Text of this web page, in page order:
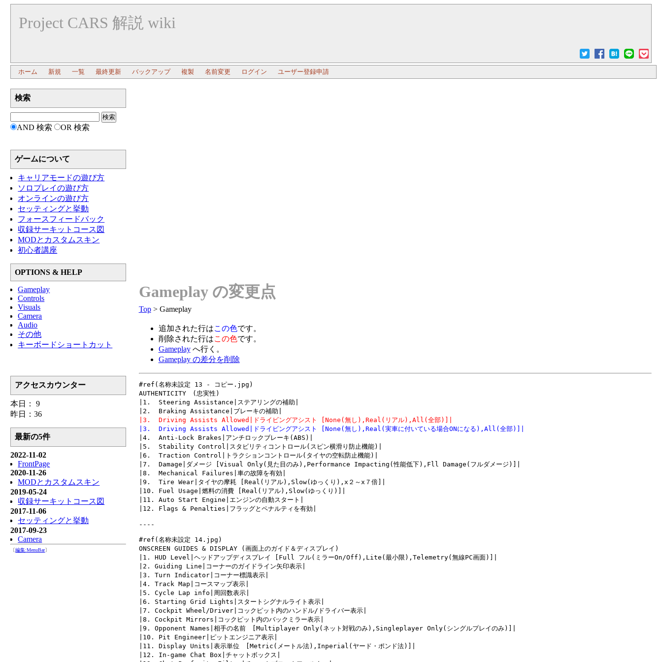
Project CARS 解説 wiki
ホーム 新規 一覧 最終更新 バックアップ 複製 名前変更 ログイン ユーザー登録申請
Gameplayの変更点
Top> Gameplay
追加された行はこの色です。
削除された行はこの色です。
Gameplayへ行く。
Gameplay の差分を削除
#ref(名称未設定 13 - コピー.jpg)
AUTHENTICITY　(忠実性)
|1.  Steering Assistance|ステアリングの補助|
|3.  Driving Assists Allowed|ドライビングアシスト [None(無し),Real(リアル),All(全部)]|
|3.  Driving Assists Allowed|ドライビングアシスト [None(無し),Real(実車に付いている場合ONになる),All(全部)]|
|4.  Anti-Lock Brakes|アンチロックブレーキ(ABS)|
|5.  Stability Control|スタビリティコントロール(スピン横滑り防止機能)|
|6.  Traction Control|トラクションコントロール(タイヤの空転防止機能)|
|7.  Damage|ダメージ [Visual Only(見た目のみ),Performance Impacting(性能低下),Fll Damage(フルダメージ)]|
|8.  Mechanical Failures|車の故障を有効|
|9.  Tire Wear|タイヤの摩耗 [Real(リアル),Slow(ゆっくり),x２～x７倍]|
|10. Fuel Usage|燃料の消費 [Real(リアル),Slow(ゆっくり)]|
|11. Auto Start Engine|エンジンの自動スタート|
|12. Flags & Penalties|フラッグとペナルティを有効|
----
#ref(名称未設定 14.jpg)
ONSCREEN GUIDES & DISPLAY (画面上のガイド＆ディスプレイ)
|1. HUD Level|ヘッドアップディスプレイ [Full フル(ミラーOn/Off),Lite(最小限),Telemetry(無線PC画面)]|
|2. Guiding Line|コーナーのガイドライン矢印表示|
|3. Turn Indicator|コーナー標識表示|
|4. Track Map|コースマップ表示|
|5. Cycle Lap info|周回数表示|
|6. Starting Grid Lights|スタートシグナルライト表示|
|7. Cockpit Wheel/Driver|コックピット内のハンドル/ドライバー表示|
|8. Cockpit Mirrors|コックピット内のバックミラー表示|
|9. Opponent Names|相手の名前　[Multiplayer Only(ネット対戦のみ),Singleplayer Only(シングルプレイのみ)]|
|10. Pit Engineer|ピットエンジニア表示|
|11. Display Units|表示単位　[Metric(メートル法),Inperial(ヤード・ポンド法)]|
|12. In-game Chat Box|チャットボックス|
検索
AND 検索 OR 検索
ゲームについて
キャリアモードの遊び方
ソロプレイの遊び方
オンラインの遊び方
セッティングと挙動
フォースフィードバック
収録サーキットコース図
MODとカスタムスキン
初心者講座
OPTIONS & HELP
Gameplay
Controls
Visuals
Camera
Audio
その他
キーボードショートカット
アクセスカウンター
本日： 9
昨日：36
最新の5件
2022-11-02
FrontPage
2020-11-26
MODとカスタムスキン
2019-05-24
収録サーキットコース図
2017-11-06
セッティングと挙動
2017-09-23
Camera
〔編集:MenuBar〕